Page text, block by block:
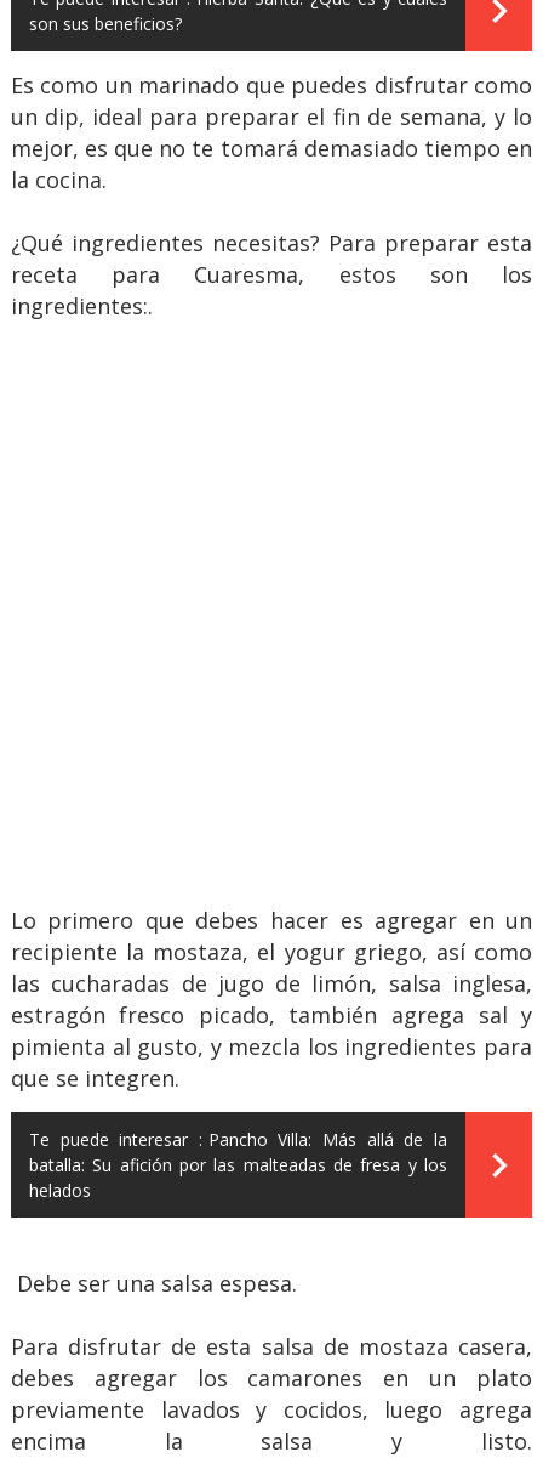
son sus beneficios?
Es como un marinado que puedes disfrutar como
un dip, ideal para preparar el fin de semana, y lo
mejor, es que no te tomará demasiado tiempo en
la cocina.
¿Qué ingredientes necesitas? Para preparar esta
receta para Cuaresma, estos son los
ingredientes:.
Lo primero que debes hacer es agregar en un
recipiente la mostaza, el yogur griego, así como
las cucharadas de jugo de limón, salsa inglesa,
estragón fresco picado, también agrega sal y
pimienta al gusto, y mezcla los ingredientes para
que se integren.
Te puede interesar : Pancho Villa: Más allá de la
batalla: Su afición por las malteadas de fresa y los
helados
Debe ser una salsa espesa.
Para disfrutar de esta salsa de mostaza casera,
debes agregar los camarones en un plato
previamente lavados y cocidos, luego agrega
encima la salsa y listo.